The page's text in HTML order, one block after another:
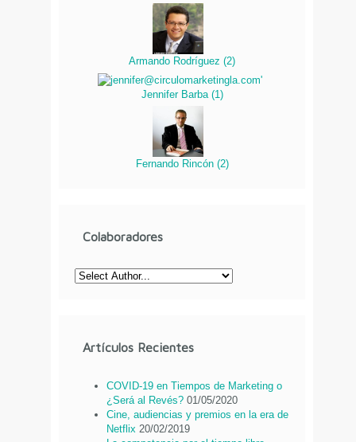
Armando Rodríguez (2)
Jennifer Barba (1)
Fernando Rincón (2)
Colaboradores
Artículos Recientes
COVID-19 en Tiempos de Marketing o
¿Será al Revés? 01/05/2020
Cine, audiencias y premios en la era de
Netflix 20/02/2019